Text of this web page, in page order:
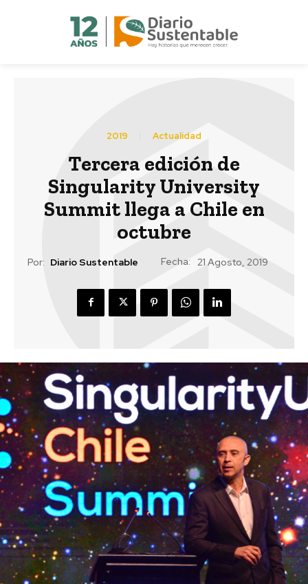
2019 Actualidad
Tercera edición de
Singularity University
Summit llega a Chile en
octubre
Por: Diario Sustentable Fecha: 21 Agosto, 2019